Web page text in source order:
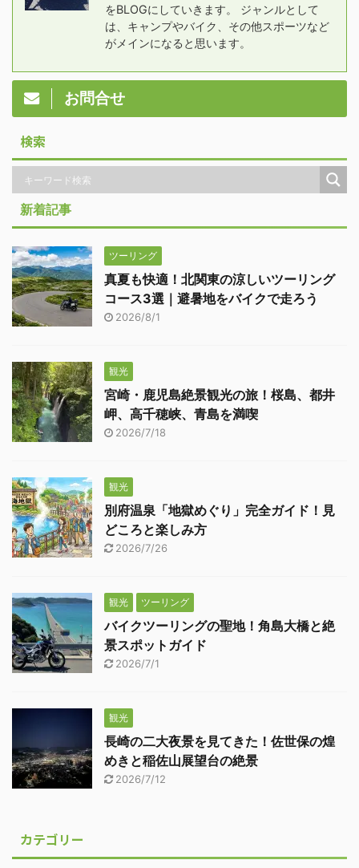
をBLOGにしていきます。 ジャンルとして
は、キャンプやバイク、その他スポーツなど
がメインになると思います。
お問合せ
検索
新着記事
ツーリング
真夏も快適！北関東の涼しいツーリング
コース3選｜避暑地をバイクで走ろう
2026/8/1
観光
宮崎・鹿児島絶景観光の旅！桜島、都井
岬、高千穂峡、青島を満喫
2026/7/18
観光
別府温泉「地獄めぐり」完全ガイド！見
どころと楽しみ方
2026/7/26
観光 ツーリング
バイクツーリングの聖地！角島大橋と絶
景スポットガイド
2026/7/1
観光
長崎の二大夜景を見てきた！佐世保の煌
めきと稲佐山展望台の絶景
2026/7/12
カテゴリー